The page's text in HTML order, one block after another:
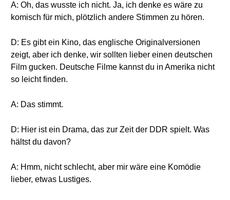
A: Oh, das wusste ich nicht. Ja, ich denke es wäre zu
komisch für mich, plötzlich andere Stimmen zu hören.
D: Es gibt ein Kino, das englische Originalversionen
zeigt, aber ich denke, wir sollten lieber einen deutschen
Film gucken. Deutsche Filme kannst du in Amerika nicht
so leicht finden.
A: Das stimmt.
D: Hier ist ein Drama, das zur Zeit der DDR spielt. Was
hältst du davon?
A: Hmm, nicht schlecht, aber mir wäre eine Komödie
lieber, etwas Lustiges.